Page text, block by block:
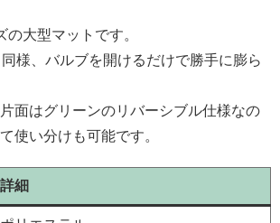
大型マットです。
様、バルブを開けるだけで勝手に膨ら
面はグリーンのリバーシブル仕様なの
使い分けも可能です。
詳細